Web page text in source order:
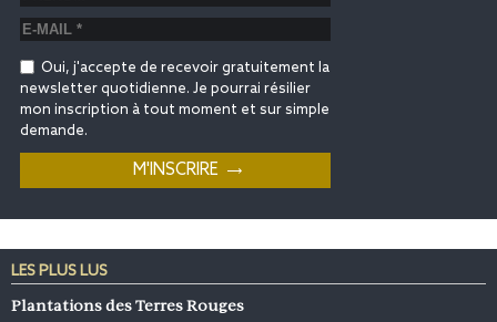
Oui, j'accepte de recevoir gratuitement la
newsletter quotidienne. Je pourrai résilier
mon inscription à tout moment et sur simple
demande.
LES PLUS LUS
Plantations des Terres Rouges